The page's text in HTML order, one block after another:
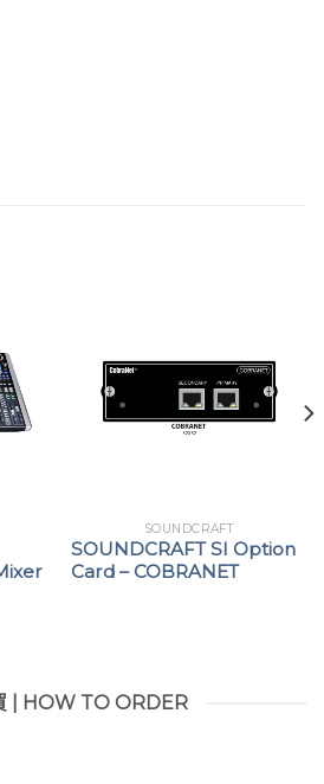
SOUNDCRAFT
SOUNDCRAFT SI Option
Card – COBRANET
| HOW TO ORDER